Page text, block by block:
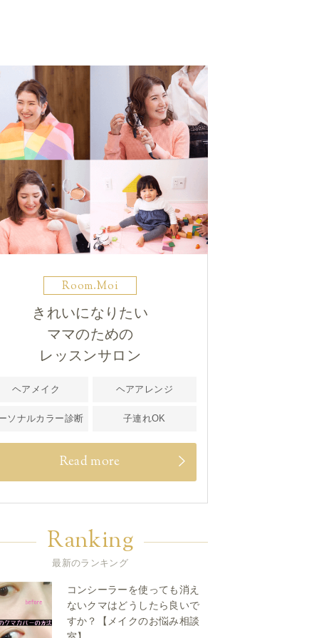
Room.Moi
きれいになりたい
ママのための
レッスンサロン
ヘアメイク ヘアアレンジ
ソナルカラー診断 子連れOK
Read more
Ranking
最新のランキング
コンシーラーを使っても消え
ないクマはどうしたら良いで
すか？【メイクのお悩み相談